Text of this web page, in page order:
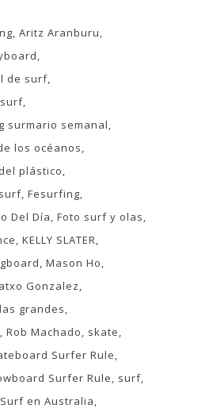
Aritz Aranburu
de surf
surmario semanal
los océanos
plástico
Fesurfing
Del Día Foto surf y olas
KELLY SLATER
Mason Ho
Gonzalez
grandes
Rob Machado
skate
Surfer Rule
Surfer Rule
surf
Surf en Australia